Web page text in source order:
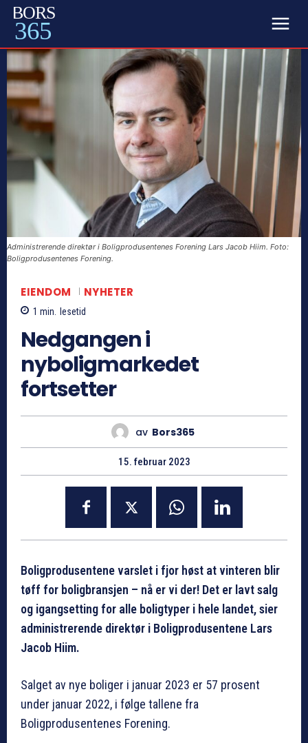
BORS
365
Administrerende direktør i Boligprodusentenes Forening Lars Jacob Hiim. Foto:
Boligprodusentenes Forening.
EIENDOM NYHETER
1 min. lesetid
Nedgangen i
nyboligmarkedet
fortsetter
av Bors365
15. februar 2023
Boligprodusentene varslet i fjor høst at vinteren blir
tøff for boligbransjen – nå er vi der! Det er lavt salg
og igangsetting for alle boligtyper i hele landet, sier
administrerende direktør i Boligprodusentene Lars
Jacob Hiim.
Salget av nye boliger i januar 2023 er 57 prosent
under januar 2022, i følge tallene fra
Boligprodusentenes Forening.